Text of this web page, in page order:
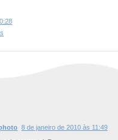
8 de janeiro de 2010 às 11:49